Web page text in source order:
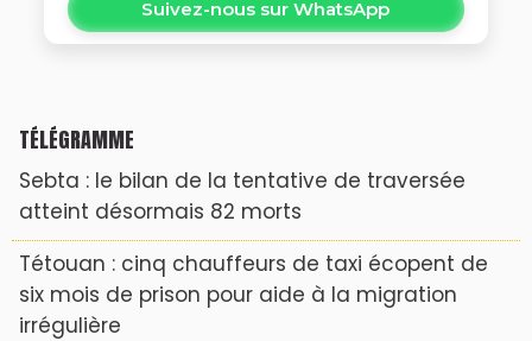
Suivez-nous sur WhatsApp
TÉLÉGRAMME
Sebta : le bilan de la tentative de traversée
atteint désormais 82 morts
Tétouan : cinq chauffeurs de taxi écopent de
six mois de prison pour aide à la migration
irrégulière